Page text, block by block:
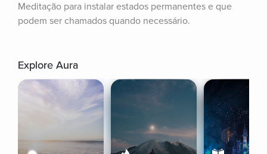
Meditação para instalar estados permanentes e que
podem ser chamados quando necessário.
Explore Aura